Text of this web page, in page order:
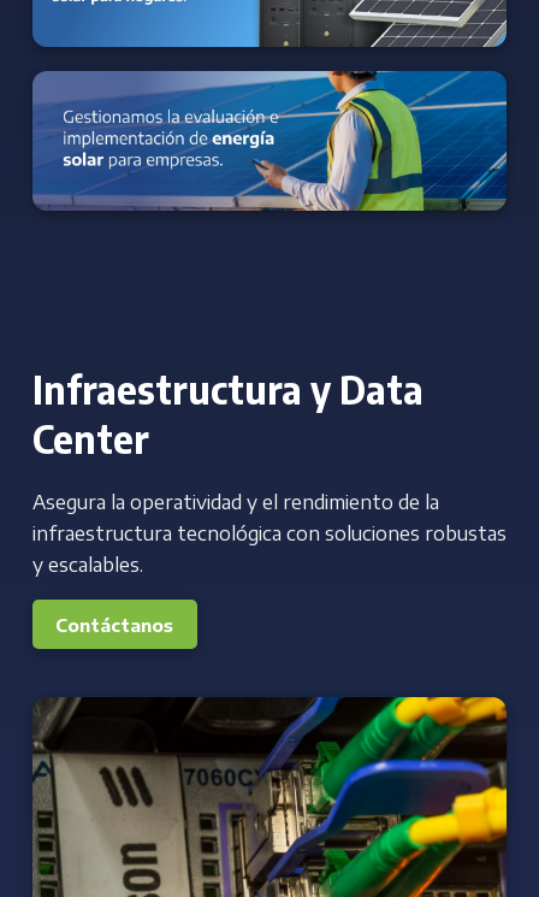
Infraestructura y Data
Center
Asegura la operatividad y el rendimiento de la
infraestructura tecnológica con soluciones robustas
y escalables.
Contáctanos